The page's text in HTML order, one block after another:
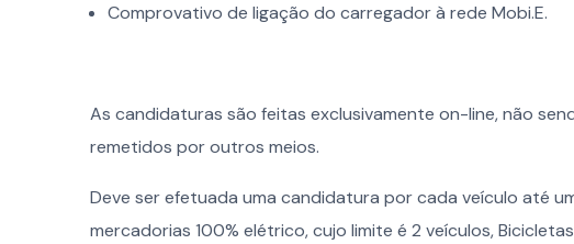
Comprovativo de ligação do carregador à rede Mobi.E.
As candidaturas são feitas exclusivamente on-line, não
remetidos por outros meios.
Deve ser efetuada uma candidatura por cada veículo até
mercadorias 100% elétrico, cujo limite é 2 veículos,